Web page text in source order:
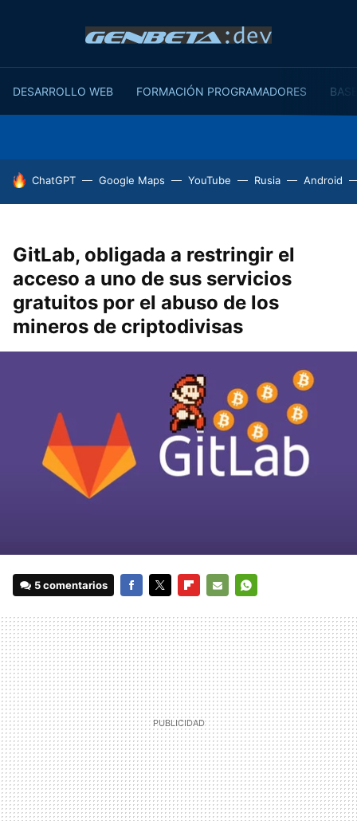
DESARROLLO WEB FORMACIÓN PROGRAMADORES
HOY SE HABLA DE
ChatGPT Google Maps YouTube Rusia Android
GitLab, obligada a restringir el
acceso a uno de sus servicios
gratuitos por el abuso de los
mineros de criptodivisas
5 comentarios
MAIL